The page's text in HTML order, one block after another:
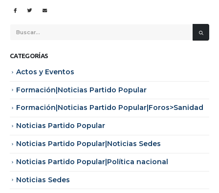
CATEGORÍAS
Actos y Eventos
Formación|Noticias Partido Popular
Formación|Noticias Partido Popular|Foros>Sanidad
Noticias Partido Popular
Noticias Partido Popular|Noticias Sedes
Noticias Partido Popular|Política nacional
Noticias Sedes